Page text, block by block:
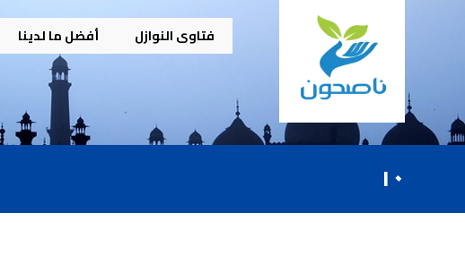
فتاوى النوازل أفضل ما لدينا
١٠